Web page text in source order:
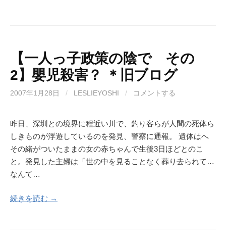
【一人っ子政策の陰で その
2】嬰児殺害？ ＊旧ブログ
2007年1月28日 / LESLIEYOSHI / コメントする
昨日、深圳との境界に程近い川で、釣り客らが人間の死体ら
しきものが浮遊しているのを発見、警察に通報。 遺体はへ
その緒がついたままの女の赤ちゃんで生後3日ほどとのこ
と。発見した主婦は「世の中を見ることなく葬り去られて…
なんて…
続きを読む →